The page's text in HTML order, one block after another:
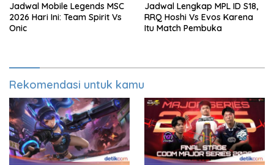
Jadwal Mobile Legends MSC
2026 Hari Ini: Team Spirit Vs
Onic
Jadwal Lengkap MPL ID S18,
RRQ Hoshi Vs Evos Karena
Itu Match Pembuka
Rekomendasi untuk kamu